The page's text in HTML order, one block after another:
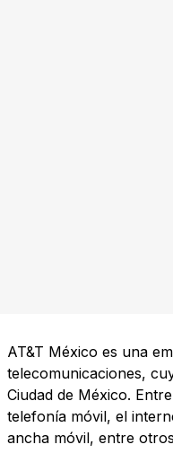
AT&T México es una
telecomunicaciones,
Ciudad de México.
telefonía móvil, el
ancha móvil, entre